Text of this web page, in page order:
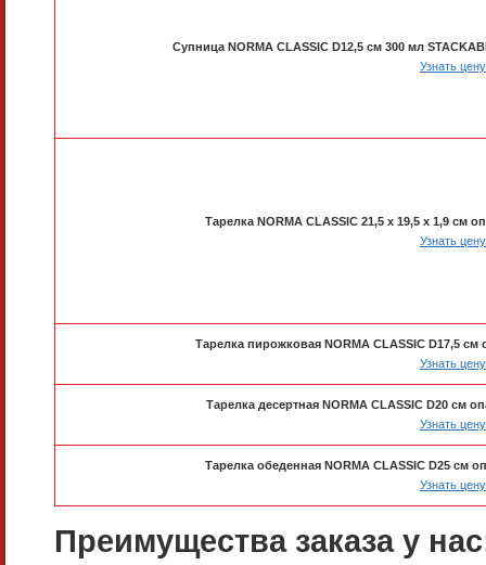
Супница NORMA CLASSIC D12,5 см 300 мл
Узнать цену
Тарелка NORMA CLASSIC 21,5 х 19,5 х 1,9
Узнать цену
Тарелка пирожковая NORMA CLASSIC D17,5
Узнать цену
Тарелка десертная NORMA CLASSIC D20
Узнать цену
Тарелка обеденная NORMA CLASSIC D25
Узнать цену
Преимущества заказа у